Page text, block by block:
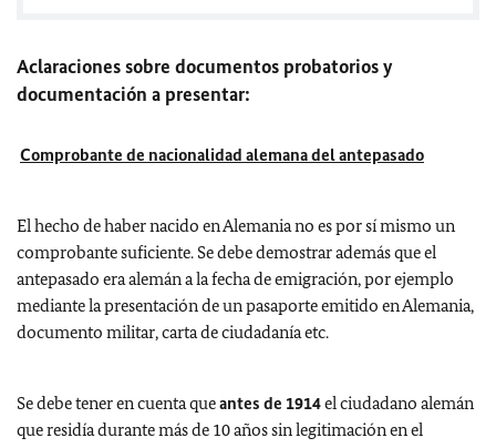
Aclaraciones sobre documentos probatorios y
documentación a presentar:
Comprobante de nacionalidad alemana del antepasado
El hecho de haber nacido en Alemania no es por sí mismo un
comprobante suficiente. Se debe demostrar además que el
antepasado era alemán a la fecha de emigración, por ejemplo
mediante la presentación de un pasaporte emitido en Alemania,
documento militar, carta de ciudadanía etc.
Se debe tener en cuenta queantes de 1914el ciudadano alemán
que residía durante más de 10 años sin legitimación en el